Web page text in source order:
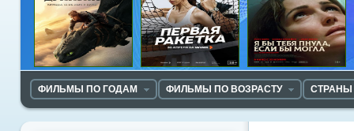
ФИЛЬМЫ ПО ГОДАМ ФИЛЬМЫ ПО ВОЗРАСТУ